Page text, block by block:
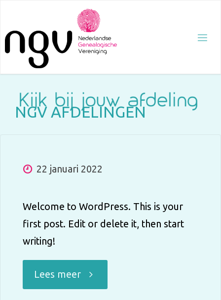
de
inhoud
NGV AFDELINGEN
22 januari 2022
Welcome to WordPress. This is your
first post. Edit or delete it, then start
writing!
Lees meer"Hello